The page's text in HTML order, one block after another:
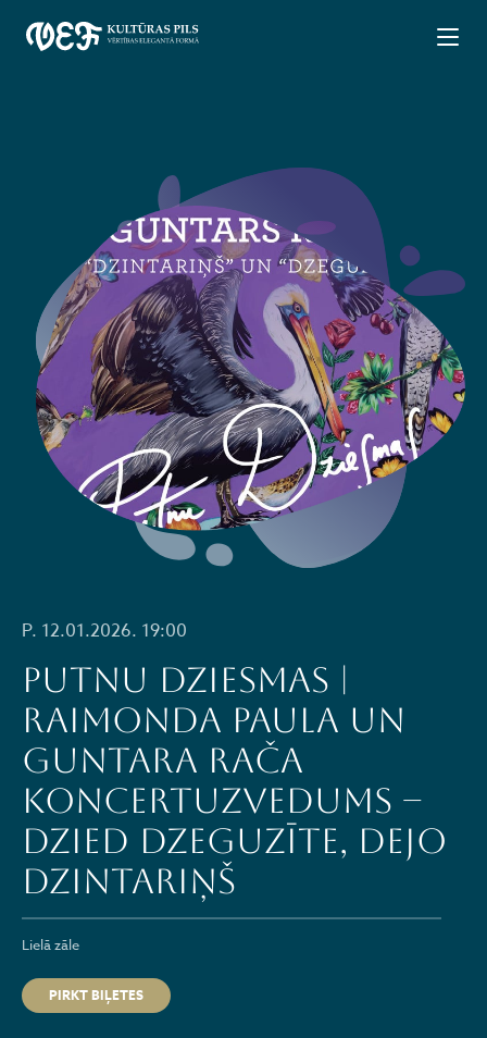
P. 12.01.2026. 19:00
PUTNU DZIESMAS |
Raimonda Paula un
Guntara Rača
koncertuzvedums –
dzied DZEGUZĪTE, dejo
DZINTARIŅŠ
Lielā zāle
PIRKT BIĻETES